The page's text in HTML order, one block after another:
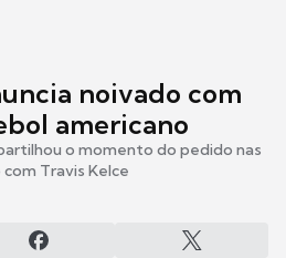
noivado com
americano
o momento do pedido nas
Travis Kelce